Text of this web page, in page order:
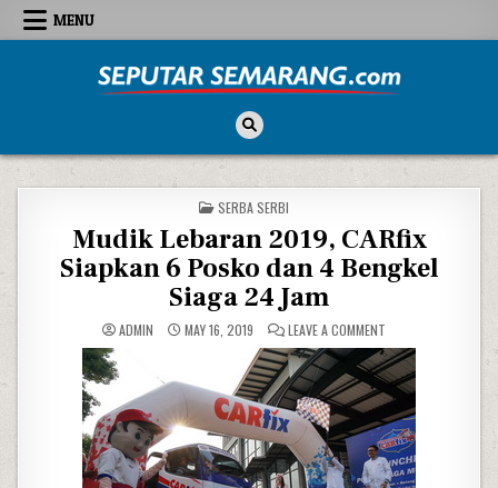
Skip to content
MENU
POSTED IN
SERBA SERBI
Mudik Lebaran 2019, CARfix
Siapkan 6 Posko dan 4 Bengkel
Siaga 24 Jam
ADMIN MAY 16, 2019 LEAVE A COMMENTON MUDIK LEBARAN